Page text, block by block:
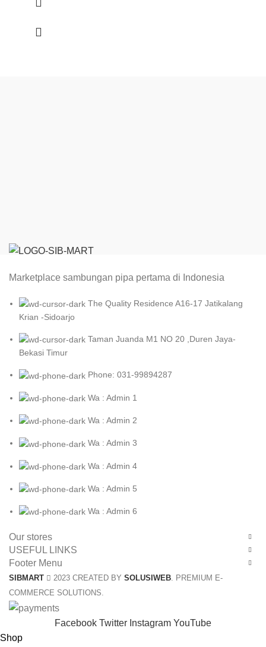
Marketplace sambungan pipa pertama di Indonesia
The Quality Residence A16-17 Jatikalang
Krian -Sidoarjo
Taman Juanda M1 NO 20 ,Duren Jaya-
Bekasi Timur
Phone: 031-99894287
Wa : Admin 1
Wa : Admin 2
Wa : Admin 3
Wa : Admin 4
Wa : Admin 5
Wa : Admin 6
Our stores
USEFUL LINKS
Footer Menu
SIBMART 2023 CREATED BY SOLUSIWEB. PREMIUM E-
COMMERCE SOLUTIONS.
Facebook Twitter Instagram YouTube
Shop